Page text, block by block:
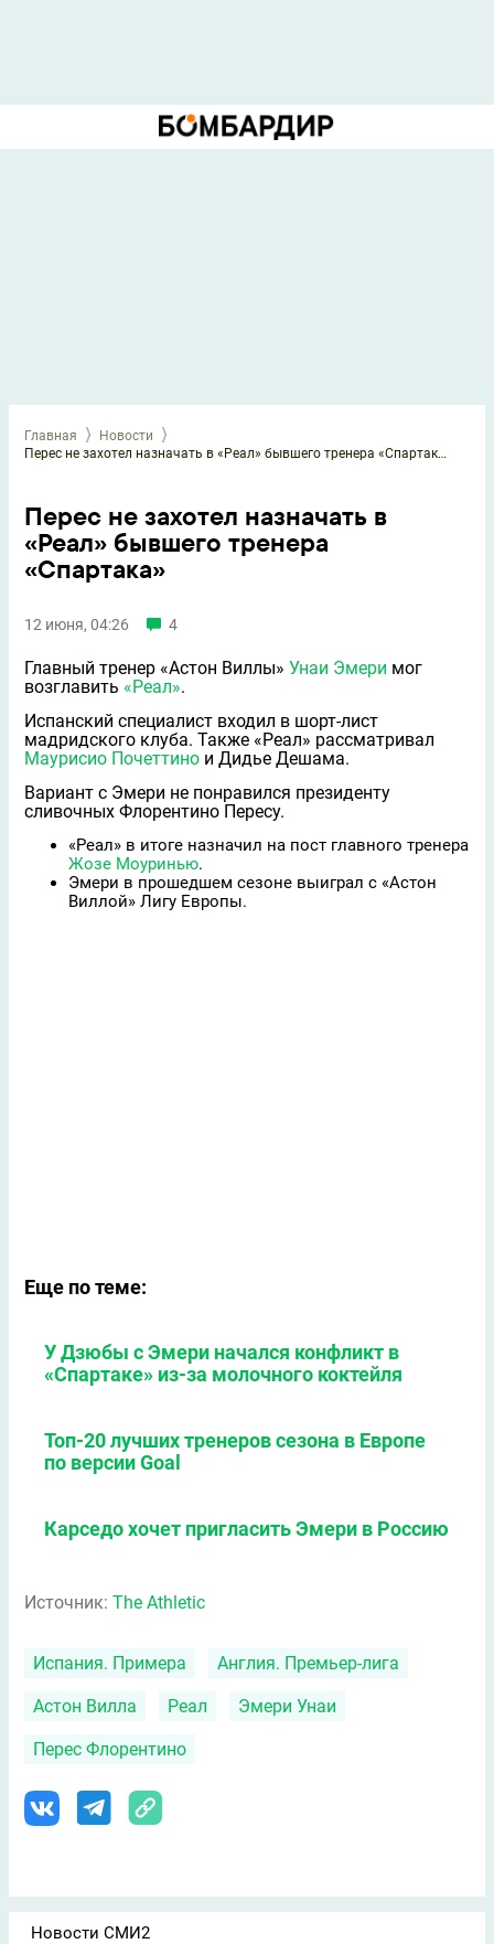
Главная
Новости
Перес не захотел назначать в «Реал» бывшего тренера «Спартака»
Перес не захотел назначать в
«Реал» бывшего тренера
«Спартака»
12 июня, 04:26 4
Главный тренер «Астон Виллы» Унаи Эмери мог
возглавить «Реал».
Испанский специалист входил в шорт-лист
мадридского клуба. Также «Реал» рассматривал
Маурисио Почеттино и Дидье Дешама.
Вариант с Эмери не понравился президенту
сливочных Флорентино Пересу.
«Реал» в итоге назначил на пост главного тренера
Жозе Моуринью.
Эмери в прошедшем сезоне выиграл с «Астон
Виллой» Лигу Европы.
Еще по теме:
У Дзюбы с Эмери начался конфликт в
«Спартаке» из-за молочного коктейля
Топ-20 лучших тренеров сезона в Европе
по версии Goal
Карседо хочет пригласить Эмери в Россию
Источник: The Athletic
Испания. Примера Англия. Премьер-лига
Астон Вилла Реал Эмери Унаи
Перес Флорентино
Новости СМИ2